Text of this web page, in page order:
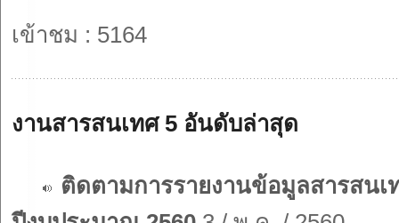
เข้าชม : 5164
งานสารสนเทศ 5 อันดับล่าสุด
ติดตามการรายงานข้อมูลสารสนเ